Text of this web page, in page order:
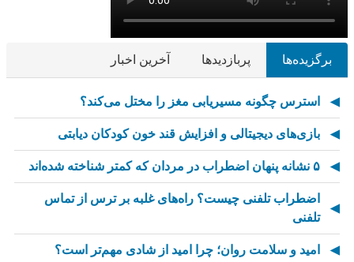
برگزیده‌ها پربازدیدها آخرین اخبار
استرس چگونه مسیریابی مغز را مختل می‌کند؟
بازی‌های دیجیتالی و افزایش قند خون کودکان دیابتی
۵ نشانه پنهان اضطراب در مردان که کمتر شناخته شده‌اند
اضطراب تلفنی چیست؟ راه‌های غلبه بر ترس از تماس
تلفنی
امید و سلامت روان؛ چرا امید از شادی مهم‌تر است؟